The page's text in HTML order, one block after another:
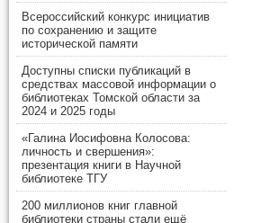
Всероссийский конкурс инициатив
по сохранению и защите
исторической памяти
Доступны списки публикаций в
средствах массовой информации о
библиотеках Томской области за
2024 и 2025 годы
«Галина Иосифовна Колосова:
личность и свершения»:
презентация книги в Научной
библиотеке ТГУ
200 миллионов книг главной
библиотеки страны стали ещё